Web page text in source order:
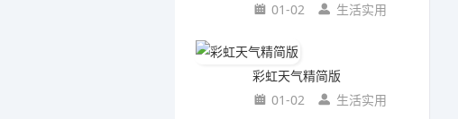
01-02
生活实用
彩虹天气精简版
01-02
生活实用